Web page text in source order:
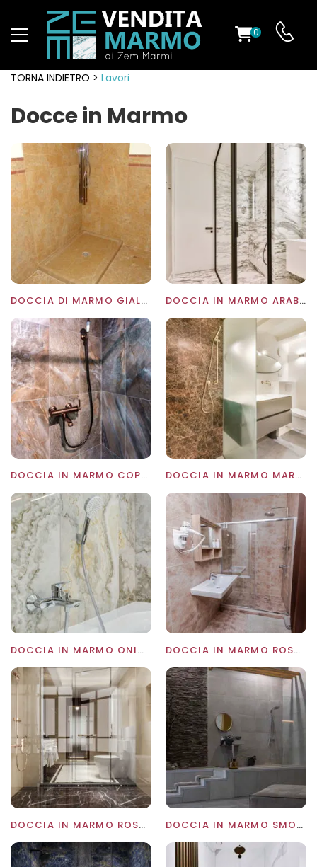
0
TORNA INDIETRO > Lavori
Docce in Marmo
DOCCIA DI MARMO GIALLO REALE DOCCIA IN MARMO ARABESCATO DI CARRARA
DOCCIA IN MARMO COPPERFULD DOCCIA IN MARMO MARRON EMPERADOR
DOCCIA IN MARMO ONICE DOCCIA IN MARMO ROSA TEA
DOCCIA IN MARMO ROSSO LEVANTO DOCCIA IN MARMO SMOKE